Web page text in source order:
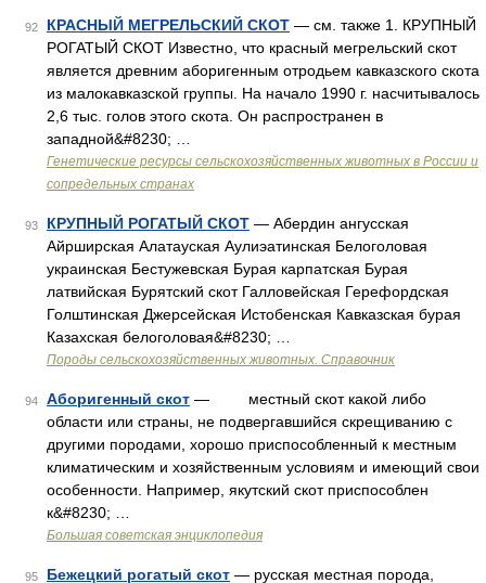
92 КРАСНЫЙ МЕГРЕЛЬСКИЙ СКОТ — см. также 1. КРУПНЫЙ
РОГАТЫЙ СКОТ Известно, что красный мегрельский скот
является древним аборигенным отродьем кавказского скота
из малокавказской группы. На начало 1990 г. насчитывалось
2,6 тыс. голов этого скота. Он распространен в
западной&#8230; …
Генетические ресурсы сельскохозяйственных животных в России и
сопредельных странах
93 КРУПНЫЙ РОГАТЫЙ СКОТ — Абердин ангусская
Айрширская Алатауская Аулиэатинская Белоголовая
украинская Бестужевская Бурая карпатская Бурая
латвийская Бурятский скот Галловейская Герефордская
Голштинская Джерсейская Истобенская Кавказская бурая
Казахская белоголовая&#8230; …
Породы сельскохозяйственных животных. Справочник
94 Аборигенный скот — местный скот какой либо
области или страны, не подвергавшийся скрещиванию с
другими породами, хорошо приспособленный к местным
климатическим и хозяйственным условиям и имеющий свои
особенности. Например, якутский скот приспособлен
к&#8230; …
Большая советская энциклопедия
95 Бежецкий рогатый скот — русская местная порода,